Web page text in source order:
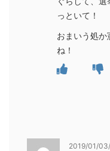
っといて！
おまいう処か
ね！
2019/01/